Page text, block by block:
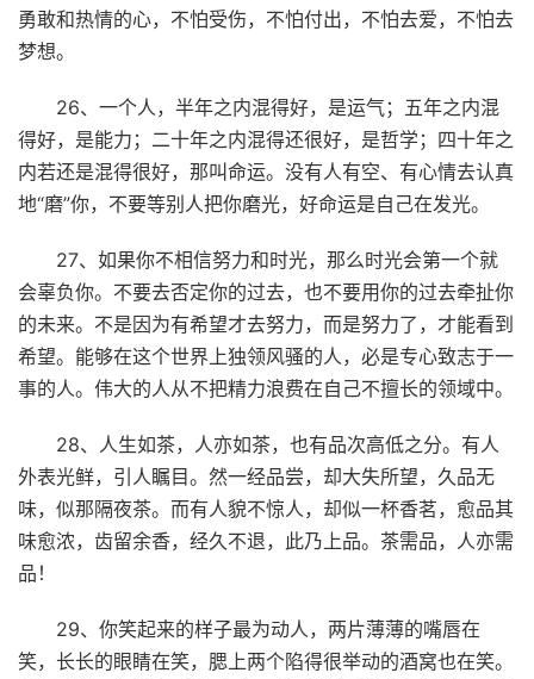
勇敢和热情的心，不怕受伤，不怕付出，不怕去爱，不怕去
梦想。
26、一个人，半年之内混得好，是运气；五年之内混
得好，是能力；二十年之内混得还很好，是哲学；四十年之
内若还是混得很好，那叫命运。没有人有空、有心情去认真
地“磨”你，不要等别人把你磨光，好命运是自己在发光。
27、如果你不相信努力和时光，那么时光会第一个就
会辜负你。不要去否定你的过去，也不要用你的过去牵扯你
的未来。不是因为有希望才去努力，而是努力了，才能看到
希望。能够在这个世界上独领风骚的人，必是专心致志于一
事的人。伟大的人从不把精力浪费在自己不擅长的领域中。
28、人生如茶，人亦如茶，也有品次高低之分。有人
外表光鲜，引人瞩目。然一经品尝，却大失所望，久品无
味，似那隔夜茶。而有人貌不惊人，却似一杯香茗，愈品其
味愈浓，齿留余香，经久不退，此乃上品。茶需品，人亦需
品！
29、你笑起来的样子最为动人，两片薄薄的嘴唇在
笑，长长的眼睛在笑，腮上两个陷得很举动的酒窝也在笑。